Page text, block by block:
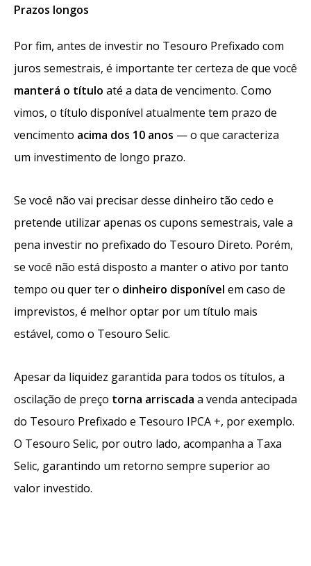
Prazos longos
Por fim, antes de investir no Tesouro Prefixado com
juros semestrais, é importante ter certeza de que você
manterá o título até a data de vencimento. Como
vimos, o título disponível atualmente tem prazo de
vencimento acima dos 10 anos — o que caracteriza
um investimento de longo prazo.
Se você não vai precisar desse dinheiro tão cedo e
pretende utilizar apenas os cupons semestrais, vale a
pena investir no prefixado do Tesouro Direto. Porém,
se você não está disposto a manter o ativo por tanto
tempo ou quer ter o dinheiro disponível em caso de
imprevistos, é melhor optar por um título mais
estável, como o Tesouro Selic.
Apesar da liquidez garantida para todos os títulos, a
oscilação de preço torna arriscada a venda antecipada
do Tesouro Prefixado e Tesouro IPCA +, por exemplo.
O Tesouro Selic, por outro lado, acompanha a Taxa
Selic, garantindo um retorno sempre superior ao
valor investido.